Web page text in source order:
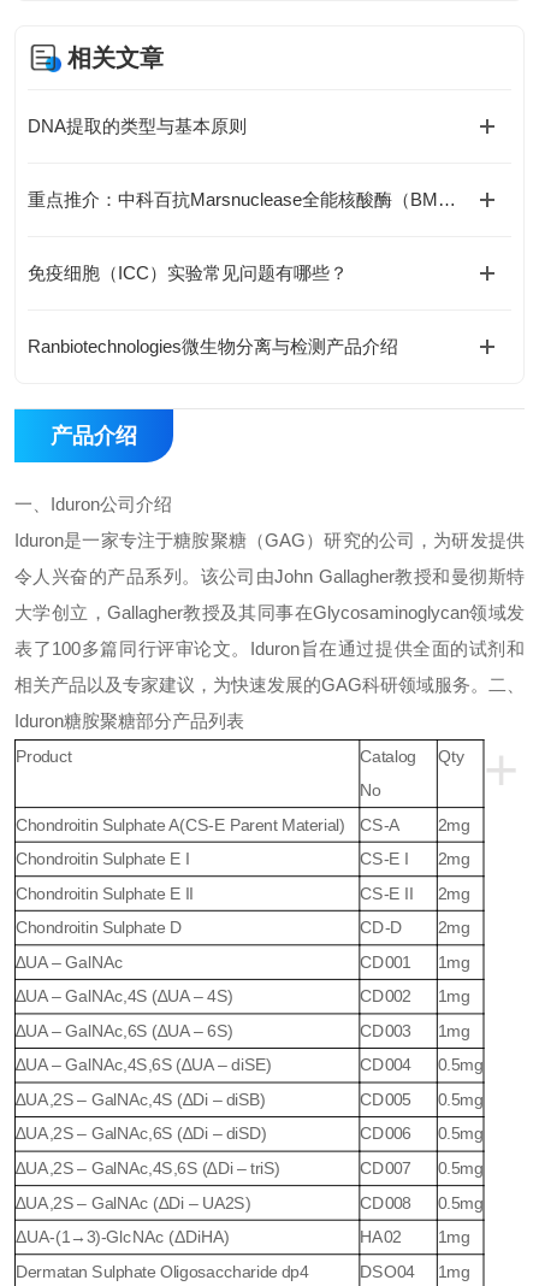
相关文章
DNA提取的类型与基本原则
重点推介：中科百抗Marsnuclease全能核酸酶（BM16004）
免疫细胞（ICC）实验常见问题有哪些？
Ranbiotechnologies微生物分离与检测产品介绍
产品介绍
一、 Iduron公司介绍
Iduron是一家专注于糖胺聚糖（GAG）研究的公司，为研发提供
令人兴奋的产品系列。该公司由John Gallagher教授和曼彻斯特
大学创立， Gallagher教授及其同事在Glycosaminoglycan领域发
表了100多篇同行评审论文。 Iduron旨在通过提供全面的试剂和
相关产品以及专家建议，为快速发展的GAG科研领域服务。
二、
Iduron糖胺聚糖部分产品列表
+
Product Catalog
No
Qty
Chondroitin Sulphate A(CS-E Parent Material) CS-A 2mg
Chondroitin Sulphate E I CS-E I
2mg
Chondroitin Sulphate E II
CS-E II
2mg
Chondroitin Sulphate D
CD-D 2mg
∆UA – GalNAc CD001
1mg
∆UA – GalNAc,4S (∆UA – 4S)
CD002 1mg
∆UA – GalNAc,6S (∆UA – 6S) CD003 1mg
∆UA – GalNAc,4S,6S (∆UA – diSE) CD004 0.5mg
∆UA,2S – GalNAc,4S (∆Di – diSB) CD005 0.5mg
∆UA,2S – GalNAc,6S (∆Di – diSD) CD006 0.5mg
∆UA,2S – GalNAc,4S,6S (∆Di – triS) CD007 0.5mg
∆UA,2S – GalNAc (∆Di – UA2S) CD008 0.5mg
ΔUA-(1→3)-GlcNAc (ΔDiHA) HA02
1mg
Dermatan Sulphate Oligosaccharide dp4
DSO04 1mg